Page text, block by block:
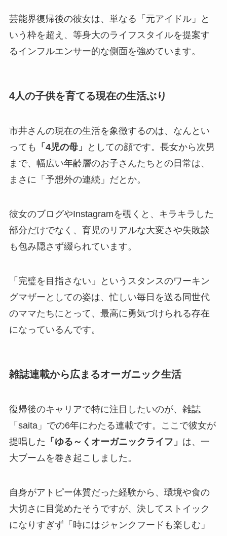
芸能界復帰後の彼女は、単なる「元アイドル」と
いう枠を超え、等身大のライフスタイルを提案す
るインフルエンサー的な側面を強めています。
4人の子供を育てる現在の生活ぶり
市井さんの現在の生活を象徴するのは、なんとい
っても
「4児の母」
としての顔です。長女から次男
まで、幅広い年齢層のお子さんたちとの日常は、
まさに「予想外の連続」だとか。
彼女のブログやInstagramを覗くと、キラキラした
部分だけでなく、育児のリアルな大変さや失敗談
も包み隠さず綴られています。
「完璧を目指さない」というスタンスのワーキン
グマザーとしての姿は、忙しい毎日を送る同世代
のママたちにとって、最高に勇気づけられる存在
になっているんです。
雑誌連載から広まるオーガニック生活
復帰後のキャリアで特に注目したいのが、雑誌
「saita」での6年にわたる連載です。ここで彼女が
提唱した 「ゆる～くオーガニックライフ」 は、一
大ブームを巻き起こしました。
自身がアトピー体質だった経験から、環境や食の
大切さに目覚めたそうですが、決してストイック
になりすぎず「時にはジャンクフードも楽しむ」